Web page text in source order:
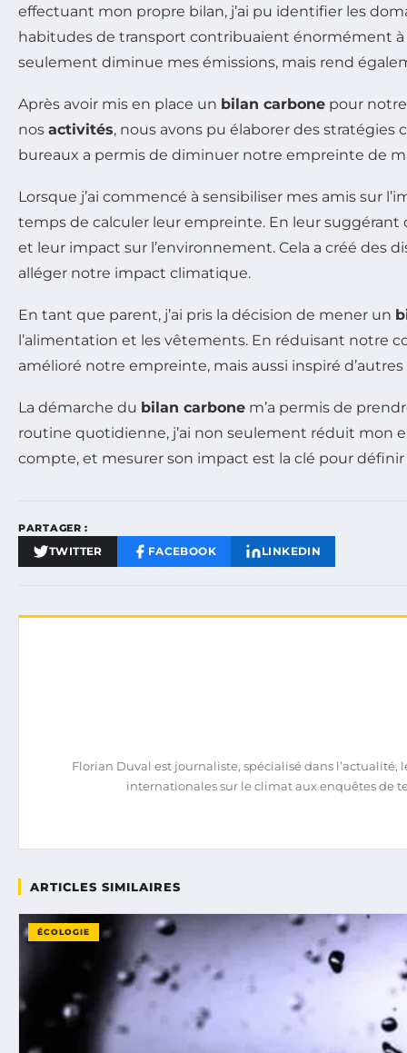
effectuant mon propre bilan, j’ai pu identifier les
habitudes de transport contribuaient énormément
seulement diminue mes émissions, mais rend
Après avoir mis en place un bilan carbone pour
nos activités, nous avons pu élaborer des
bureaux a permis de diminuer notre empreinte de
Lorsque j’ai commencé à sensibiliser mes amis sur
temps de calculer leur empreinte. En leur suggérant
et leur impact sur l’environnement. Cela a créé des
alléger notre impact climatique.
En tant que parent, j’ai pris la décision de mener un
l’alimentation et les vêtements. En réduisant notre
amélioré notre empreinte, mais aussi inspiré
La démarche du bilan carbone m’a permis de
routine quotidienne, j’ai non seulement réduit mon
compte, et mesurer son impact est la clé pour
PARTAGER :
TWITTER FACEBOOK LINKEDIN
Florian Duval est journaliste, spécialisé dans
internationales sur le climat aux enquêtes de
ARTICLES SIMILAIRES
ÉCOLOGIE